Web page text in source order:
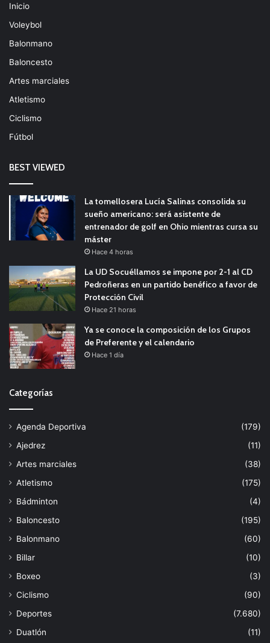
Inicio
Voleybol
Balonmano
Baloncesto
Artes marciales
Atletismo
Ciclismo
Fútbol
BEST VIEWED
La tomellosera Lucía Salinas consolida su
sueño americano: será asistente de
entrenador de golf en Ohio mientras cursa su
máster
Hace 4 horas
La UD Socuéllamos se impone por 2-1 al CD
Pedroñeras en un partido benéfico a favor de
Protección Civil
Hace 21 horas
Ya se conoce la composición de los Grupos
de Preferente y el calendario
Hace 1 día
Categorías
Agenda Deportiva
(179)
Ajedrez
(11)
Artes marciales
(38)
Atletismo
(175)
Bádminton
(4)
Baloncesto
(195)
Balonmano
(60)
Billar
(10)
Boxeo
(3)
Ciclismo
(90)
Deportes
(7.680)
Duatlón
(11)